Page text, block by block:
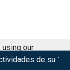
su 15° edición
our
Got it